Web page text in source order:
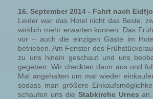
16. September 2014 - Fahrt nach
Leider war das Hotel nicht das Beste,
wirklich mehr erwarten können. Das
vor – auch die einzigen Gäste im
betrieben. Am Fenster des
zu uns hinein geschaut und uns
gegeben. Wir checkten dann aus und
Mal angehalten um mal wieder
sodass man größere
schauten uns die Stabkirche Urnes